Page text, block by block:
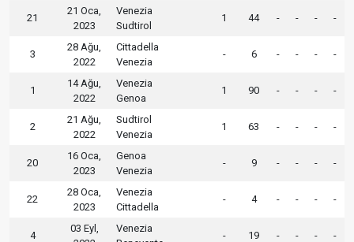
21
21 Oca,
2023
Venezia
Sudtirol
1 44 - - - -
3
28 Ağu,
2022
Cittadella
Venezia
- 6 - - - -
1
14 Ağu,
2022
Venezia
Genoa
1 90 - - - -
2
21 Ağu,
2022
Sudtirol
Venezia
1 63 - - - -
20
16 Oca,
2023
Genoa
Venezia
- 9 - - - -
22
28 Oca,
2023
Venezia
Cittadella
- 4 - - - -
4
03 Eyl,
Venezia
- 19 - - - -